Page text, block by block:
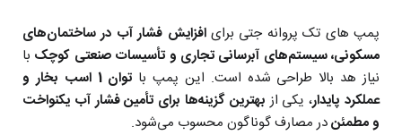
پمپ های تک پروانه جتی برایافزایش فشار آب در ساختمان‌های
مسکونی، سیستم‌های آبرسانی تجاری و تأسیسات صنعتی کوچک با
نیاز هد بالا طراحی شده است. این پمپ با
توان 1 اسب بخار و
عملکرد پایدار، یکی از بهترین گزینه‌ها برای تأمین فشار آب یکنواخت
و مطمئندر مصارف گوناگون محسوب می‌شود.